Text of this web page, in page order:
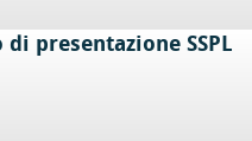
presentazione SSPL